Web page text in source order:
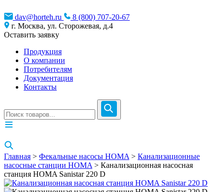
dav@horteh.ru
8 (800) 707-20-67
г. Москва, ул. Сторожевая, д.4
Оставить заявку
Продукция
О компании
Потребителям
Документация
Контакты
Главная > Фекальные насосы HOMA > Канализационные
насосные станции HOMA > Канализационная насосная
станция HOMA Sanistar 220 D